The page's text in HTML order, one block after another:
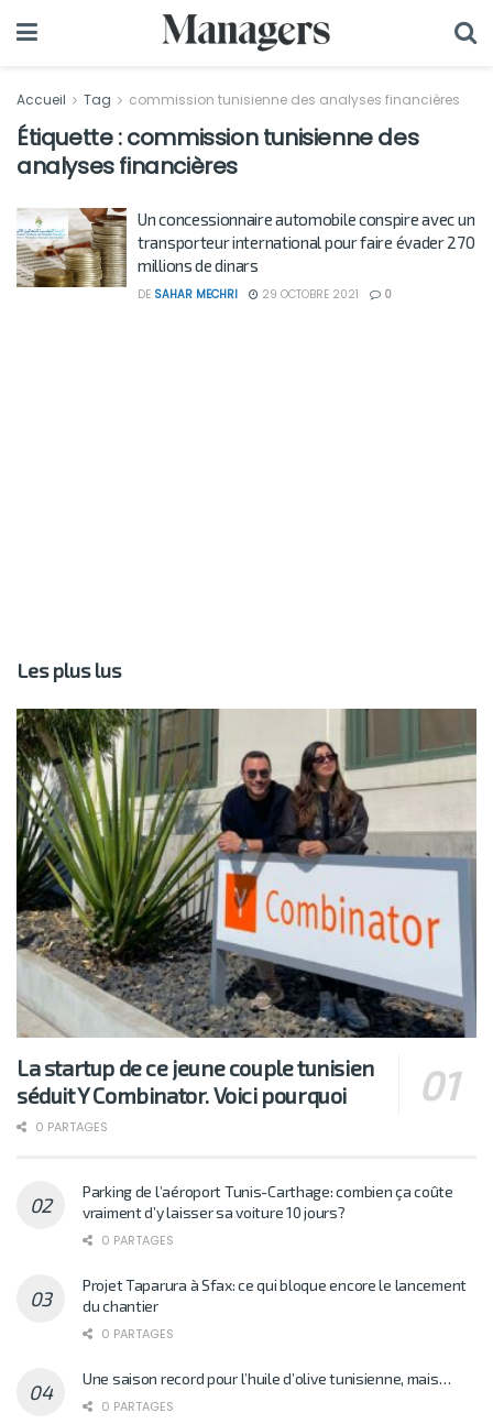
Accueil Tag commission tunisienne des analyses financières
Étiquette :commission tunisienne des
analyses financières
Un concessionnaire automobile conspire avec un
transporteur international pour faire évader 270
millions de dinars
DE SAHAR MECHRI 29 OCTOBRE 2021 0
Les plus lus
La startup de ce jeune couple tunisien
séduit Y Combinator. Voici pourquoi
0 PARTAGES
Parking de l’aéroport Tunis-Carthage: combien ça coûte
vraiment d’y laisser sa voiture 10 jours?
0 PARTAGES
Projet Taparura à Sfax: ce qui bloque encore le lancement
du chantier
0 PARTAGES
Une saison record pour l’huile d’olive tunisienne, mais…
0 PARTAGES